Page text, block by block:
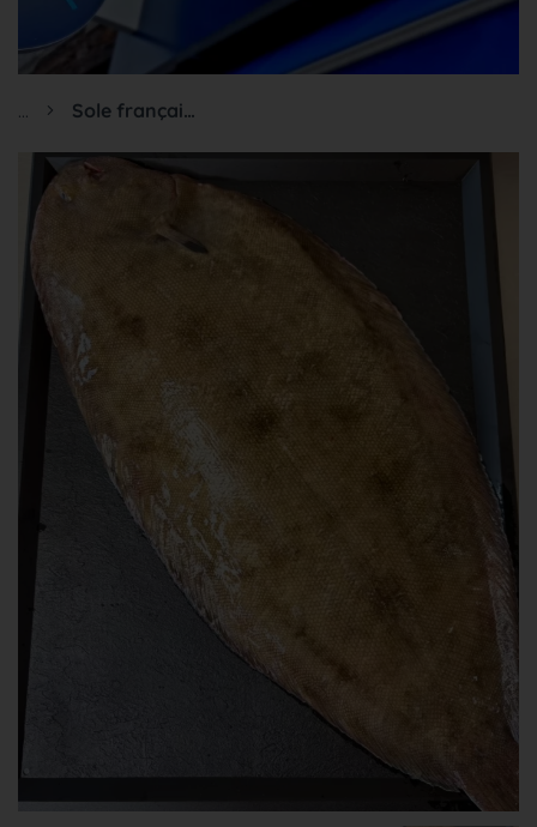
Sole française 250/300g